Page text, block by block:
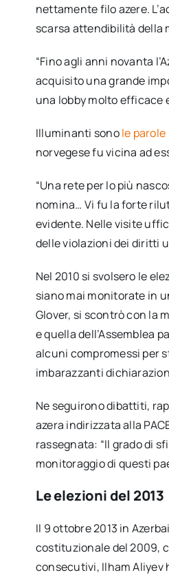
nettamente filo azere.
scarsa attendibilità della
“Fino agli anni novanta
acquisito una grande
una lobby molto efficace
Illuminanti sonole parole
norvegese fu vicina ad
“Una rete per lo più
nomina… Vi fu la forte
evidente. Nelle visite
delle violazioni dei diritti
Nel 2010 si svolsero le
siano mai monitorate in
Glover, si scontrò con la
e quella dell’Assemblea
alcuni compromessi per
imbarazzanti
Ne seguirono dibattiti,
azera indirizzata alla
rassegnata: “Il grado di
monitoraggio di questi
Le elezioni del 2013
Il 9 ottobre 2013 in
costituzionale del 2009,
consecutivi, Ilham Aliyev